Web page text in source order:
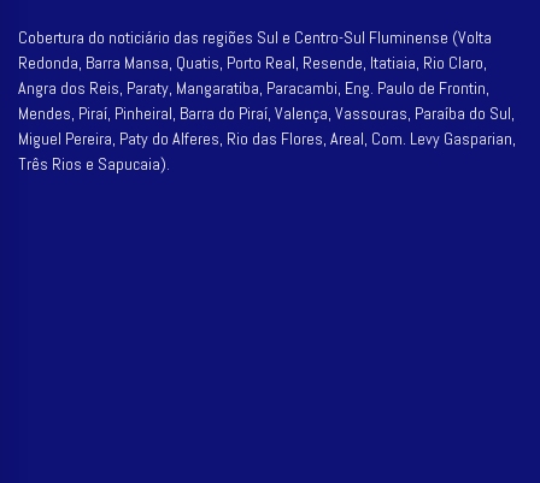
Cobertura do noticiário das regiões Sul e Centro-Sul Fluminense (Volta
Redonda, Barra Mansa, Quatis, Porto Real, Resende, Itatiaia, Rio Claro,
Angra dos Reis, Paraty, Mangaratiba, Paracambi, Eng. Paulo de Frontin,
Mendes, Piraí, Pinheiral, Barra do Piraí, Valença, Vassouras, Paraíba do Sul,
Miguel Pereira, Paty do Alferes, Rio das Flores, Areal, Com. Levy Gasparian,
Três Rios e Sapucaia).